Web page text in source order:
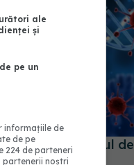
organismul de
ai trecut
ale
și
pe un
informațiile de
de pe
224 de parteneri
partenerii noștri